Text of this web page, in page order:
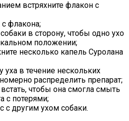
встряхните флакон с
флакона;
в сторону, чтобы одно ухо
положении;
несколько капель Суролана
уха в течение нескольких
распределить препарат;
чтобы она смогла смыть
с потерями;
с другим ухом собаки.